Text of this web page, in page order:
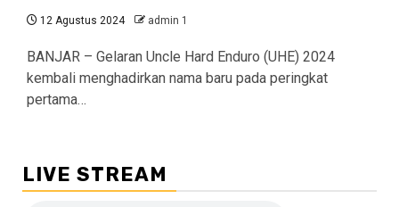
12 Agustus 2024 admin 1
BANJAR – Gelaran Uncle Hard Enduro (UHE) 2024
kembali menghadirkan nama baru pada peringkat
pertama…
LIVE STREAM